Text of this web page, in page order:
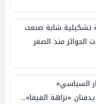
تشكيلية شابة صنعت
الجوائز منذ الصغر
السياسي»
«نزاهة الفيفا»..